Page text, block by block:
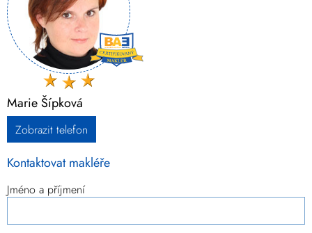
Marie Šípková
Zobrazit telefon
Kontaktovat makléře
Jméno a příjmení